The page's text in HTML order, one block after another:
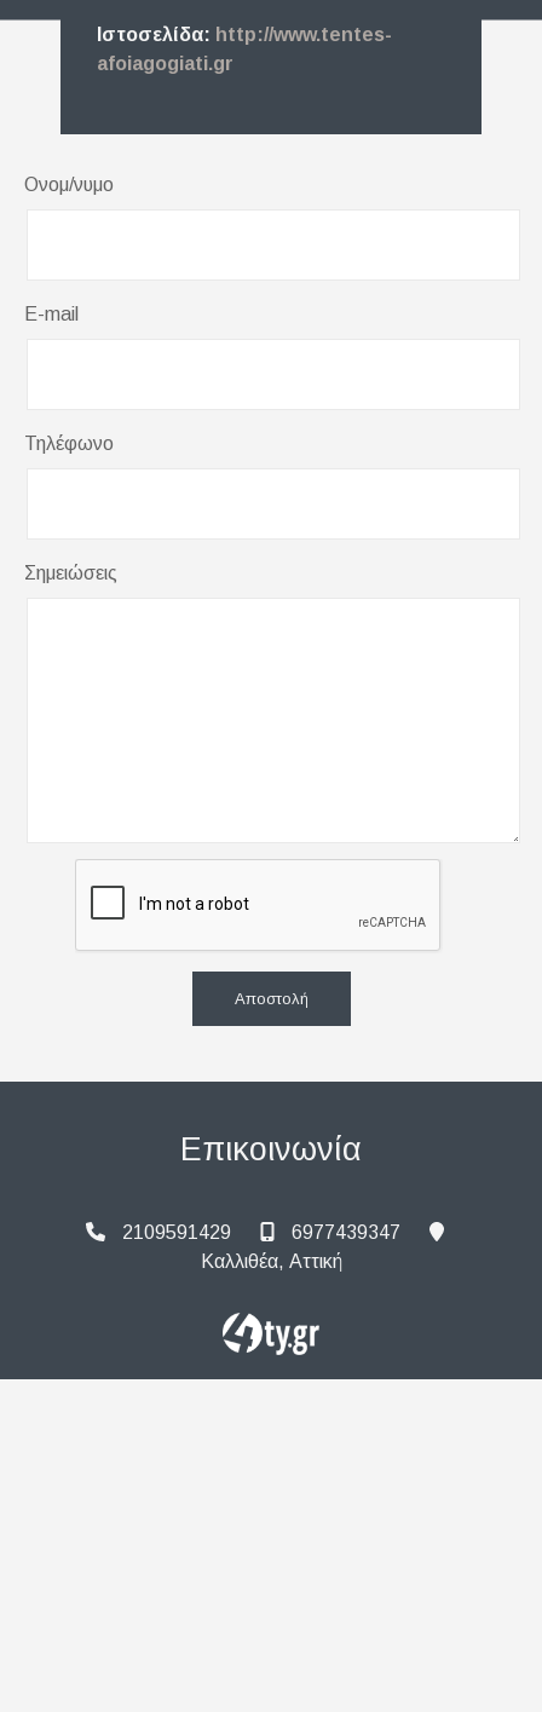
Ιστοσελίδα: http://www.tentes-
afoiagogiati.gr
Ονομ/νυμο
E-mail
Τηλέφωνο
Σημειώσεις
Αποστολή
Επικοινωνία
2109591429
6977439347
Καλλιθέα, Αττική